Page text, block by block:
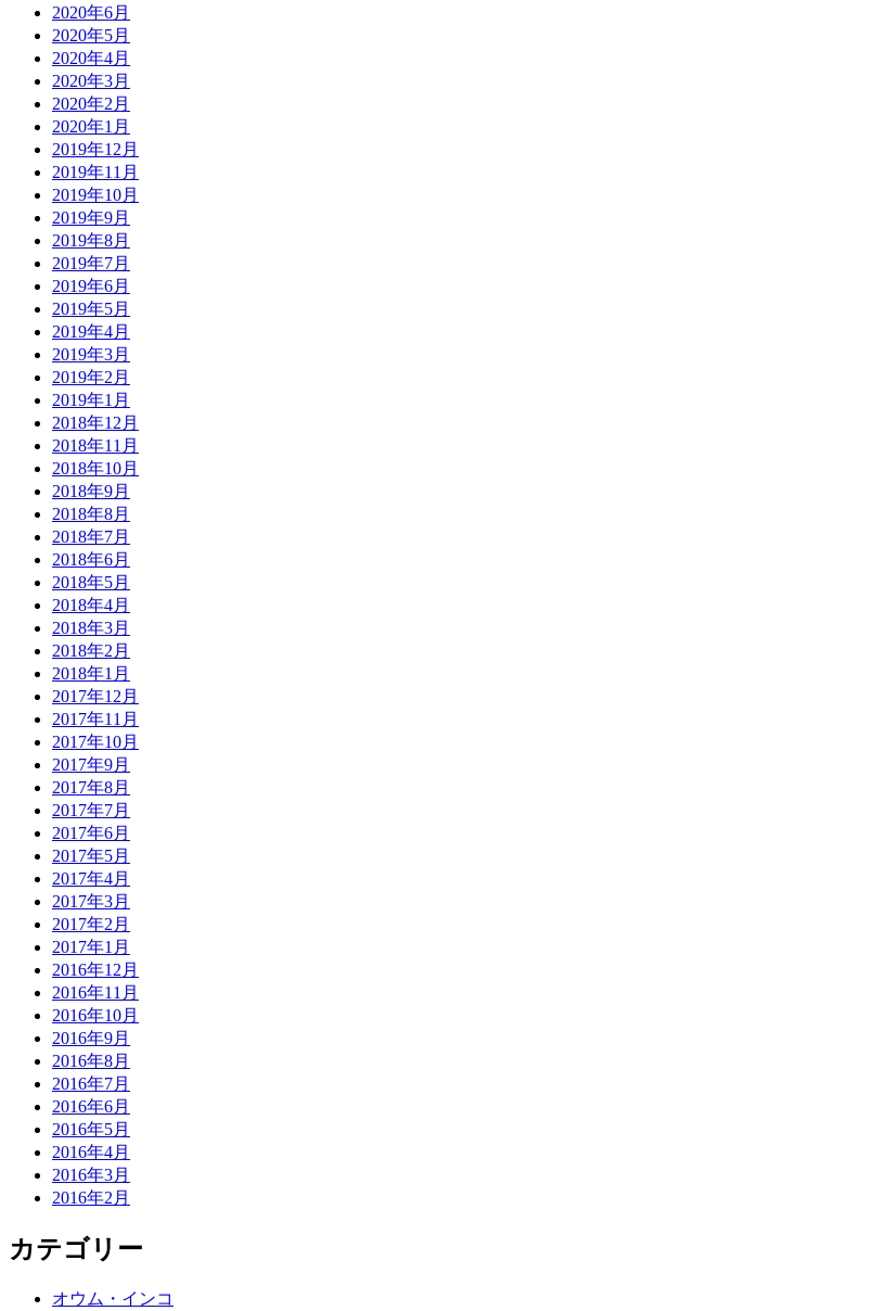
2020年6月
2020年5月
2020年4月
2020年3月
2020年2月
2020年1月
2019年12月
2019年11月
2019年10月
2019年9月
2019年8月
2019年7月
2019年6月
2019年5月
2019年4月
2019年3月
2019年2月
2019年1月
2018年12月
2018年11月
2018年10月
2018年9月
2018年8月
2018年7月
2018年6月
2018年5月
2018年4月
2018年3月
2018年2月
2018年1月
2017年12月
2017年11月
2017年10月
2017年9月
2017年8月
2017年7月
2017年6月
2017年5月
2017年4月
2017年3月
2017年2月
2017年1月
2016年12月
2016年11月
2016年10月
2016年9月
2016年8月
2016年7月
2016年6月
2016年5月
2016年4月
2016年3月
2016年2月
カテゴリー
オウム・インコ